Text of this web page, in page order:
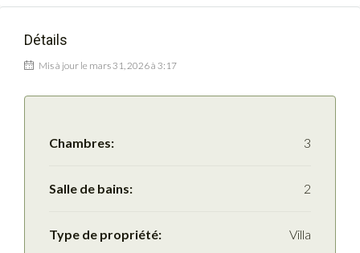
Détails
Mis à jour le mars 31, 2026 à 3:17
Chambres: 3
Salle de bains: 2
Type de propriété: Villa